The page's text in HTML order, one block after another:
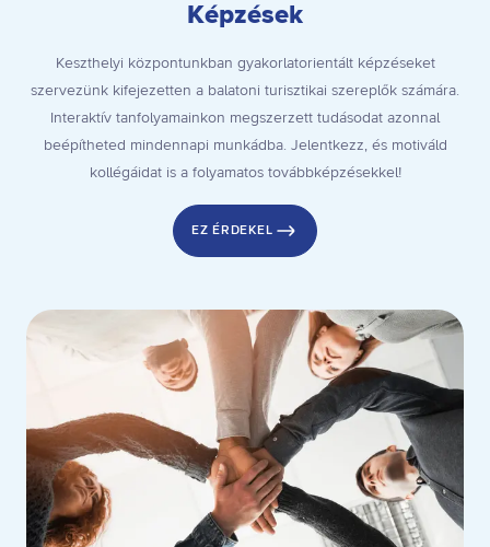
Képzések
Keszthelyi központunkban gyakorlatorientált képzéseket
szervezünk kifejezetten a balatoni turisztikai szereplők számára.
Interaktív tanfolyamainkon megszerzett tudásodat azonnal
beépítheted mindennapi munkádba. Jelentkezz, és motiváld
kollégáidat is a folyamatos továbbképzésekkel!
EZ ÉRDEKEL